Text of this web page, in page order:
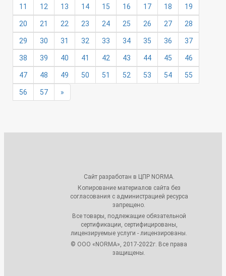
11 12 13 14 15 16 17 18 19
20 21 22 23 24 25 26 27 28
29 30 31 32 33 34 35 36 37
38 39 40 41 42 43 44 45 46
47 48 49 50 51 52 53 54 55
56 57 »
Сайт разработан в ЦПР NORMA.
Копирование материалов сайта без
согласования с администрацией ресурса
запрещено.
Все товары, подлежащие обязательной
сертификации, сертифицированы,
лицензируемые услуги - лицензированы.
© ООО «NORMA», 2017-2022г. Все права
защищены.